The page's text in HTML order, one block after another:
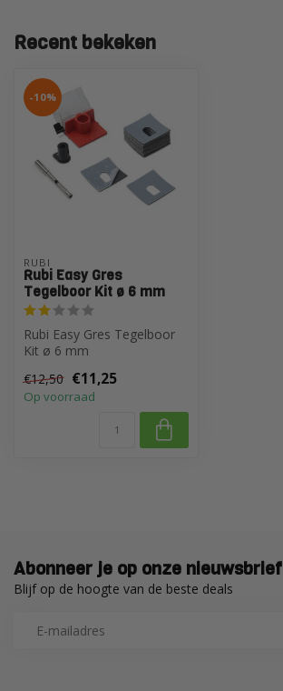
Recent bekeken
-10%
RUBI
Rubi Easy Gres
Tegelboor Kit ø 6 mm
Rubi Easy Gres Tegelboor
Kit ø 6 mm
€12,50 €11,25
Op voorraad
Abonneer je op onze nieuwsbrief
Blijf op de hoogte van de beste deals